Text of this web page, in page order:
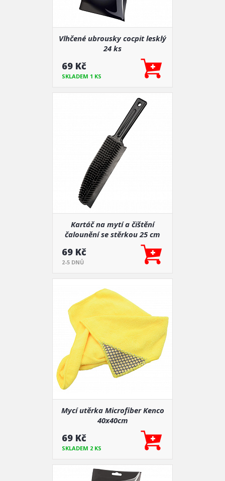
Vlhčené ubrousky cocpit lesklý
24 ks
69 Kč
SKLADEM 1 KS
Kartáč na mytí a čištění
čalounění se stěrkou 25 cm
69 Kč
2-5 DNŮ
Mycí utěrka Microfiber Kenco
40x40cm
69 Kč
SKLADEM 2 KS